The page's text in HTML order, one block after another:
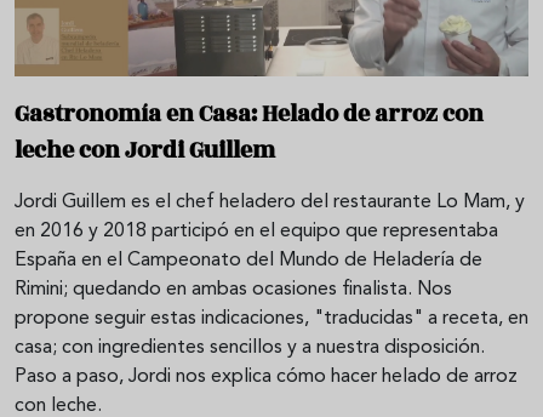
Gastronomía en Casa: Helado de arroz con
leche con Jordi Guillem
Jordi Guillem es el chef heladero del restaurante Lo Mam, y
en 2016 y 2018 participó en el equipo que representaba
España en el Campeonato del Mundo de Heladería de
Rimini; quedando en ambas ocasiones finalista. Nos
propone seguir estas indicaciones, "traducidas" a receta, en
casa; con ingredientes sencillos y a nuestra disposición.
Paso a paso, Jordi nos explica cómo hacer helado de arroz
con leche.